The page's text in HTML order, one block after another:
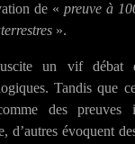
de « preuve à
».
un vif débat
Tandis que
des preuves
d’autres évoquent